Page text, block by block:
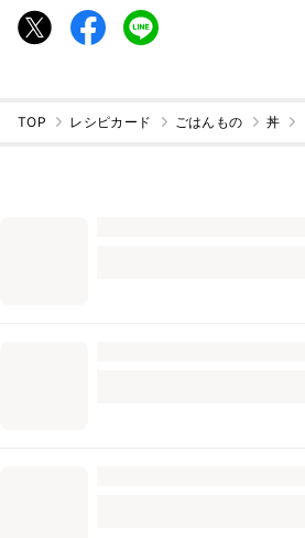
TOP レシピカード ごはんもの 丼